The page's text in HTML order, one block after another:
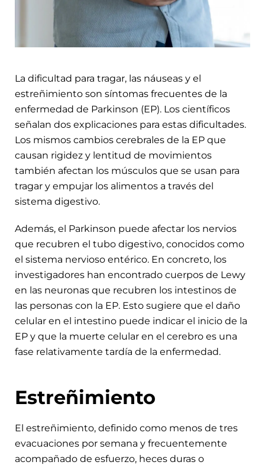
La dificultad para tragar, las náuseas y el
estreñimiento son síntomas frecuentes de la
enfermedad de Parkinson (EP). Los científicos
señalan dos explicaciones para estas dificultades.
Los mismos cambios cerebrales de la EP que
causan rigidez y lentitud de movimientos
también afectan los músculos que se usan para
tragar y empujar los alimentos a través del
sistema digestivo.
Además, el Parkinson puede afectar los nervios
que recubren el tubo digestivo, conocidos como
el sistema nervioso entérico. En concreto, los
investigadores han encontrado cuerpos de Lewy
en las neuronas que recubren los intestinos de
las personas con la EP. Esto sugiere que el daño
celular en el intestino puede indicar el inicio de la
EP y que la muerte celular en el cerebro es una
fase relativamente tardía de la enfermedad.
Estreñimiento
El estreñimiento, definido como menos de tres
evacuaciones por semana y frecuentemente
acompañado de esfuerzo, heces duras o